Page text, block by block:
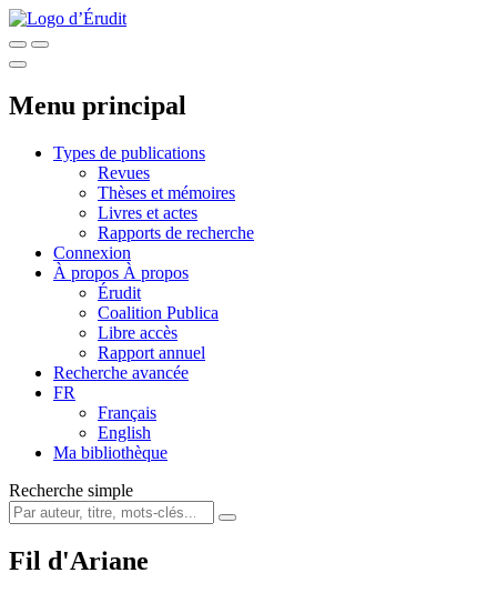
Menu principal
Types de publications
Revues
Thèses et mémoires
Livres et actes
Rapports de recherche
Connexion
À propos À propos
Érudit
Coalition Publica
Libre accès
Rapport annuel
Recherche avancée
FR
Français
English
Ma bibliothèque
Recherche simple
Fil d'Ariane